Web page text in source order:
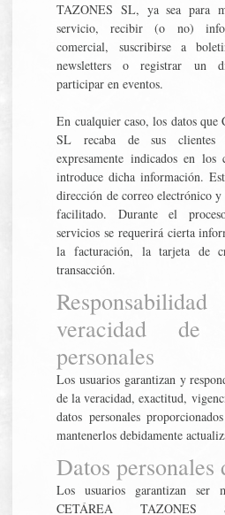
TAZONES SL, ya sea para
servicio, recibir (o no)
comercial, suscribirse a
newsletters o registrar un
participar en eventos.
En cualquier caso, los datos
SL recaba de sus clientes
expresamente indicados en
introduce dicha información.
dirección de correo electrónico y
facilitado. Durante el
servicios se requerirá cierta
la facturación, la tarjeta de
transacción.
veracidad
personales
Los usuarios garantizan y
de la veracidad, exactitud,
datos personales
mantenerlos debidamente
Datos personales
Los usuarios garantizan ser
CETÁREA